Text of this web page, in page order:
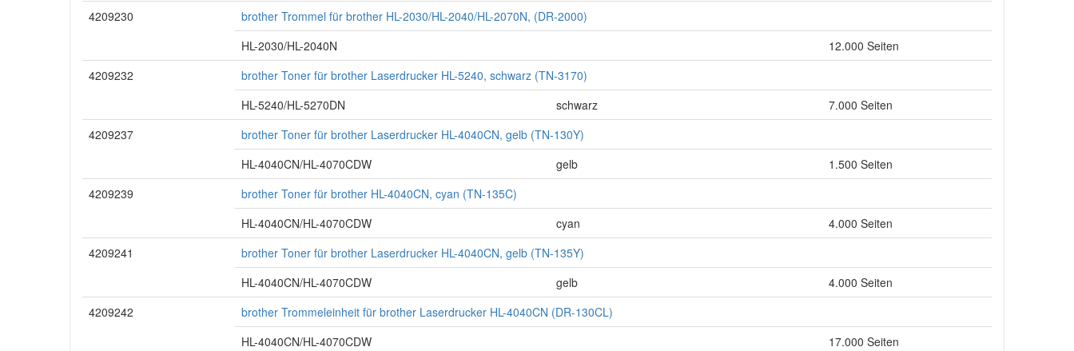
4209230
brother Trommel für brother HL-2030/HL-2040/HL-2070N, (DR-2000)
HL-2030/HL-2040N
12.000 Seiten
4209232
brother Toner für brother Laserdrucker HL-5240, schwarz (TN-3170)
HL-5240/HL-5270DN
schwarz
7.000 Seiten
4209237
brother Toner für brother Laserdrucker HL-4040CN, gelb (TN-130Y)
HL-4040CN/HL-4070CDW
gelb
1.500 Seiten
4209239
brother Toner für brother HL-4040CN, cyan (TN-135C)
HL-4040CN/HL-4070CDW
cyan
4.000 Seiten
4209241
brother Toner für brother Laserdrucker HL-4040CN, gelb (TN-135Y)
HL-4040CN/HL-4070CDW
gelb
4.000 Seiten
4209242
brother Trommeleinheit für brother Laserdrucker HL-4040CN (DR-130CL)
HL-4040CN/HL-4070CDW
17.000 Seiten